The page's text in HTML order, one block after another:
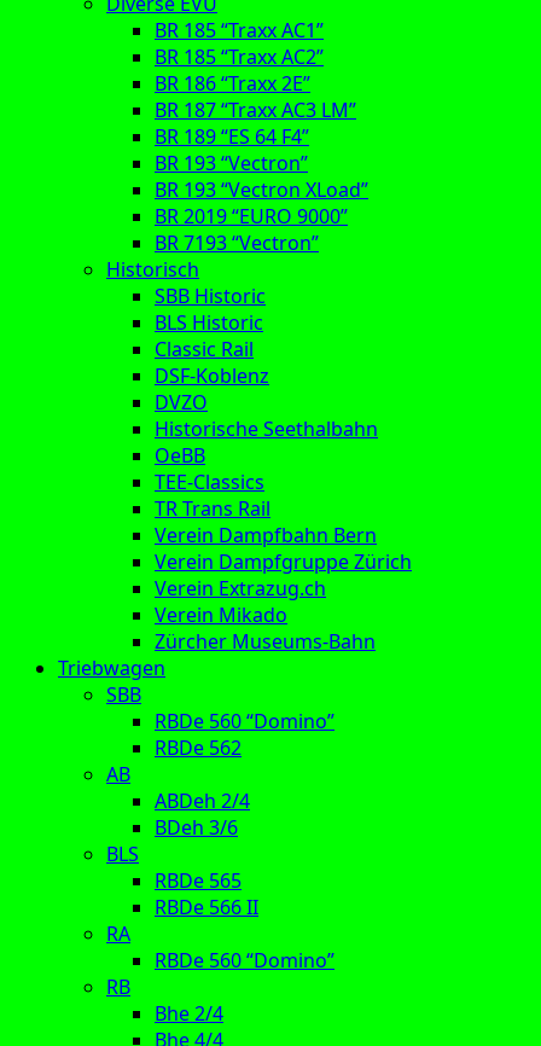
BR 185 “Traxx AC1”
BR 185 “Traxx AC2”
BR 186 “Traxx 2E”
BR 187 “Traxx AC3 LM”
BR 189 “ES 64 F4”
BR 193 “Vectron”
BR 193 “Vectron XLoad”
BR 2019 “EURO 9000”
BR 7193 “Vectron”
Historisch
SBB Historic
BLS Historic
Classic Rail
DSF-Koblenz
DVZO
Historische Seethalbahn
OeBB
TEE-Classics
TR Trans Rail
Verein Dampfbahn Bern
Verein Dampfgruppe Zürich
Verein Extrazug.ch
Verein Mikado
Zürcher Museums-Bahn
Triebwagen
SBB
RBDe 560 “Domino”
RBDe 562
AB
ABDeh 2/4
BDeh 3/6
BLS
RBDe 565
RBDe 566 II
RA
RBDe 560 “Domino”
RB
Bhe 2/4
Bhe 4/4